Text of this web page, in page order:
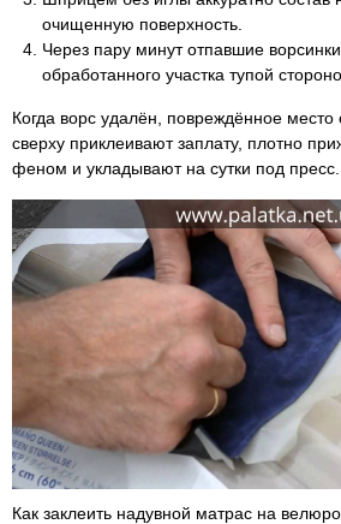
очищенную поверхность.
Через пару минут отпавшие
обработанного участка тупой
Когда ворс удалён, повреждённое место
сверху приклеивают заплату, плотно
феном и укладывают на сутки под пресс.
Как заклеить надувной матрас на